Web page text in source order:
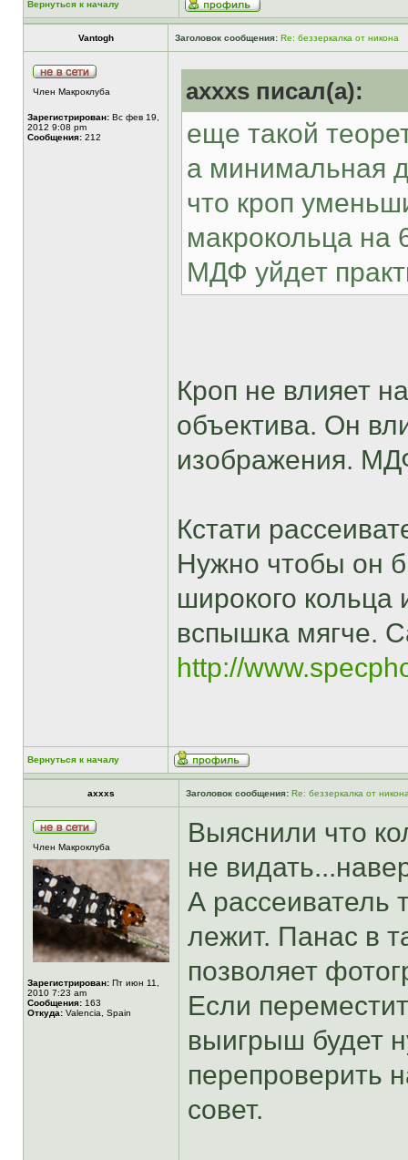
Вернуться к началу
Vantogh Заголовок сообщения: Re: беззеркалка от никона
Член Макроклуба
Зарегистрирован: Вс фев 19,
2012 9:08 pm
Сообщения: 212
axxxs писал(а):
еще такой
а минимальная
что кроп
макрокольца на
МДФ уйдет
Кроп не влияет
объектива. Он
изображения.
Кстати
Нужно чтобы он
широкого кольца
вспышка мягче.
http://
Вернуться к началу
axxxs Заголовок сообщения: Re: беззеркалка от
Член Макроклуба
Зарегистрирован: Пт июн 11,
2010 7:23 am
Сообщения: 163
Откуда: Valencia, Spain
Выяснили что
не
А рассеиватель
лежит. Панас в
позволяет
Если
выигрыш будет
перепроверить
совет.